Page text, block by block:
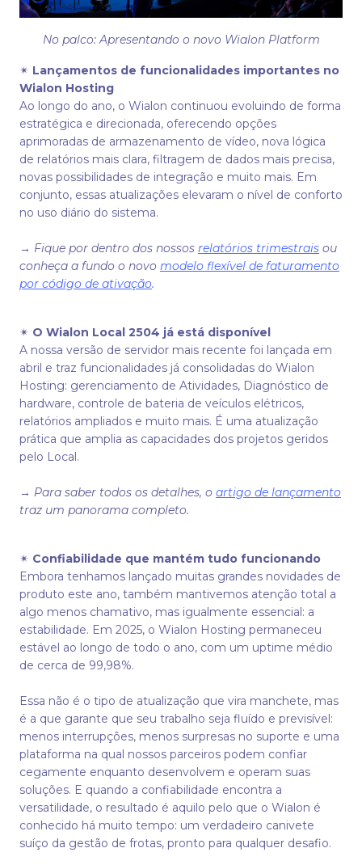
No palco: Apresentando o novo Wialon Platform
✴ Lançamentos de funcionalidades importantes no
Wialon Hosting
Ao longo do ano, o Wialon continuou evoluindo de forma
estratégica e direcionada, oferecendo opções
aprimoradas de armazenamento de vídeo, nova lógica
de relatórios mais clara, filtragem de dados mais precisa,
novas possibilidades de integração e muito mais. Em
conjunto, essas atualizações elevaram o nível de conforto
no uso diário do sistema.
→ Fique por dentro dos nossos relatórios trimestrais ou
conheça a fundo o novo modelo flexível de faturamento
por código de ativação.
✴ O Wialon Local 2504 já está disponível
A nossa versão de servidor mais recente foi lançada em
abril e traz funcionalidades já consolidadas do Wialon
Hosting: gerenciamento de Atividades, Diagnóstico de
hardware, controle de bateria de veículos elétricos,
relatórios ampliados e muito mais. É uma atualização
prática que amplia as capacidades dos projetos geridos
pelo Local.
→ Para saber todos os detalhes, o artigo de lançamento
traz um panorama completo.
✴ Confiabilidade que mantém tudo funcionando
Embora tenhamos lançado muitas grandes novidades de
produto este ano, também mantivemos atenção total a
algo menos chamativo, mas igualmente essencial: a
estabilidade. Em 2025, o Wialon Hosting permaneceu
estável ao longo de todo o ano, com um uptime médio
de cerca de 99,98%.
Essa não é o tipo de atualização que vira manchete, mas
é a que garante que seu trabalho seja fluído e previsível:
menos interrupções, menos surpresas no suporte e uma
plataforma na qual nossos parceiros podem confiar
cegamente enquanto desenvolvem e operam suas
soluções. E quando a confiabilidade encontra a
versatilidade, o resultado é aquilo pelo que o Wialon é
conhecido há muito tempo: um verdadeiro canivete
suíço da gestão de frotas, pronto para qualquer desafio.